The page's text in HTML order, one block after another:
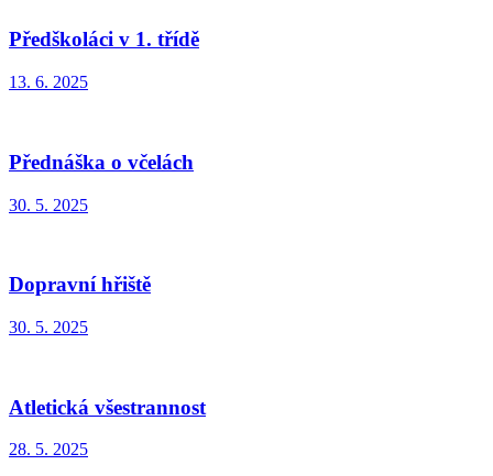
Předškoláci v 1. třídě
13. 6. 2025
Přednáška o včelách
30. 5. 2025
Dopravní hřiště
30. 5. 2025
Atletická všestrannost
28. 5. 2025